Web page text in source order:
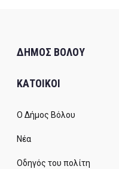
ΔΗΜΟΣ ΒΟΛΟΥ
ΚΑΤΟΙΚΟΙ
Ο Δήμος Βόλου
Νέα
Οδηγός του πολίτη